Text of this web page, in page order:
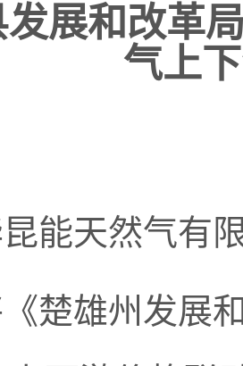
展和改革
气上
能天然气有
楚雄州发展